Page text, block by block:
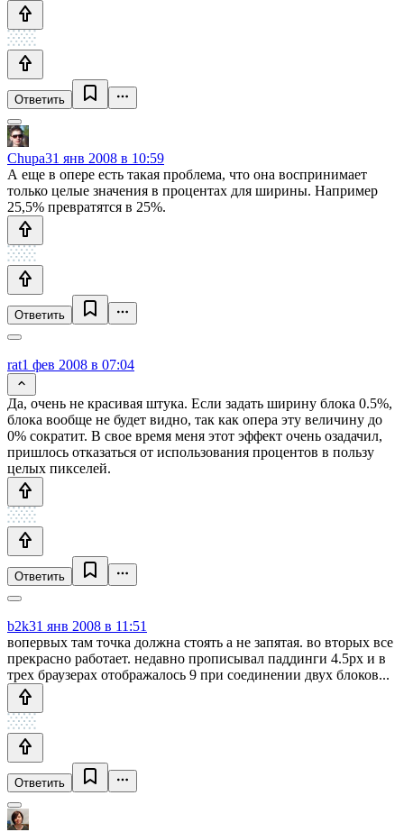
Ответить
Chupa31 янв 2008 в 10:59
А еще в опере есть такая проблема, что она воспринимает
только целые значения в процентах для ширины. Например
25,5% превратятся в 25%.
Ответить
rat1 фев 2008 в 07:04
Да, очень не красивая штука. Если задать ширину блока 0.5%,
блока вообще не будет видно, так как опера эту величину до
0% сократит. В свое время меня этот эффект очень озадачил,
пришлось отказаться от использования процентов в пользу
целых пикселей.
Ответить
b2k31 янв 2008 в 11:51
вопервых там точка должна стоять а не запятая. во вторых все
прекрасно работает. недавно прописывал паддинги 4.5px и в
трех браузерах отображалось 9 при соединении двух блоков...
Ответить